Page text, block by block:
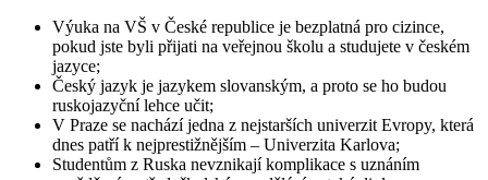
Výuka na VŠ v České republice je bezplatná pro cizince,
pokud jste byli přijati na veřejnou školu a studujete v českém
jazyce;
Český jazyk je jazykem slovanským, a proto se ho budou
ruskojazyční lehce učit;
V Praze se nachází jedna z nejstarších univerzit Evropy, která
dnes patří k nejprestižnějším – Univerzita Karlova;
Studentům z Ruska nevznikají komplikace s uznáním